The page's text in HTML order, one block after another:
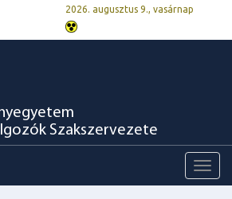
2026. augusztus 9., vasárnap
Szakszervezete